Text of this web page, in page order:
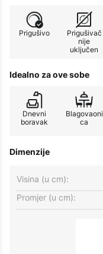
Prigušivo
Prigušivač
nije
uključen
Idealno za ove sobe
Dnevni
boravak
Blagovaoni
ca
Dimenzije
Visina (u cm):
Promjer (u cm):